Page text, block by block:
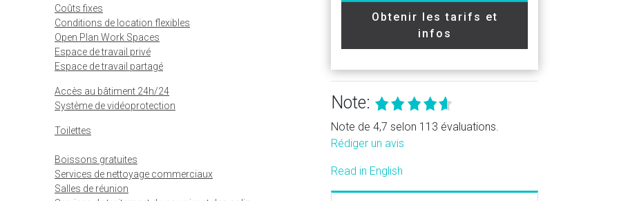
Coûts fixes
Conditions de location flexibles
Open Plan Work Spaces
Espace de travail privé
Espace de travail partagé
Accès au bâtiment 24h/24
Système de vidéoprotection
Toilettes
Boissons gratuites
Services de nettoyage commerciaux
Salles de réunion
Obtenir les tarifs et
infos
Note:
Note de 4,7 selon 113 évaluations.
Rédiger un avis
Read in English